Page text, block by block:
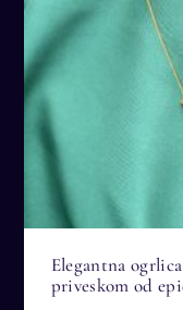
Elegantna
priveskom od